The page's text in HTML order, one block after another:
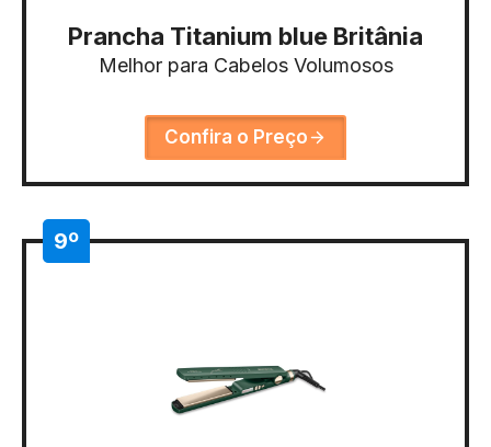
Prancha Titanium blue Britânia
Melhor para Cabelos Volumosos
Confira o Preço
9º